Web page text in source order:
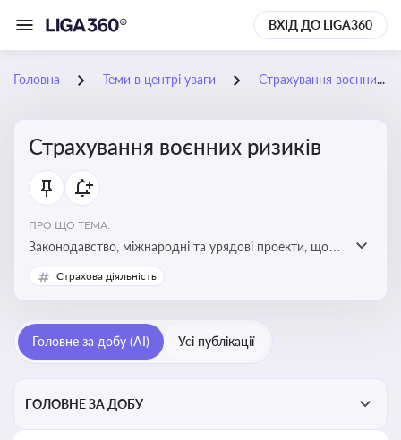
ВХІД ДО LIGA360
Головна Теми в центрі уваги Страхування воєнних ризиків
Страхування воєнних ризиків
ПРО ЩО ТЕМА:
Законодавство, міжнародні та урядові проекти, що
визначають та знижують воєнні ризики для власників
майна, боржників та кредиторів
Страхова діяльність
Головне за добу (AI) Усі публікації
ГОЛОВНЕ ЗА ДОБУ